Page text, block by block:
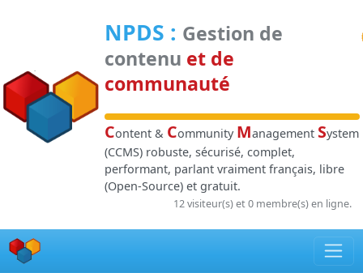
NPDS : Gestion de
contenu et de
communauté
Content & Community Management System
(CCMS) robuste, sécurisé, complet,
performant, parlant vraiment français, libre
(Open-Source) et gratuit.
12 visiteur(s) et 0 membre(s) en ligne.